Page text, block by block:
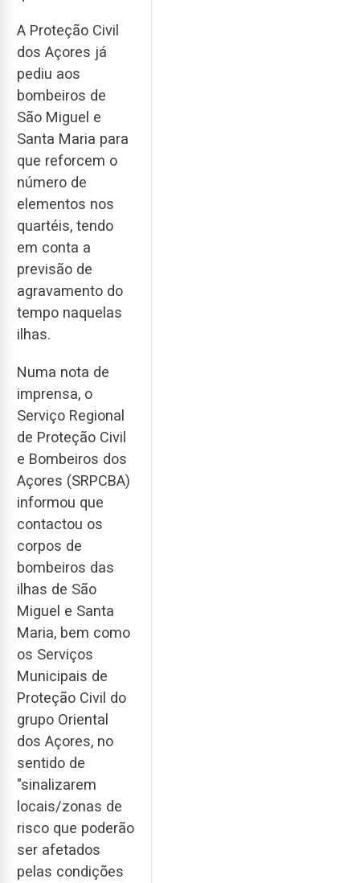
A Proteção Civil
dos Açores já
pediu aos
bombeiros de
São Miguel e
Santa Maria para
que reforcem o
número de
elementos nos
quartéis, tendo
em conta a
previsão de
agravamento do
tempo naquelas
ilhas.
Numa nota de
imprensa, o
Serviço Regional
de Proteção Civil
e Bombeiros dos
Açores (SRPCBA)
informou que
contactou os
corpos de
bombeiros das
ilhas de São
Miguel e Santa
Maria, bem como
os Serviços
Municipais de
Proteção Civil do
grupo Oriental
dos Açores, no
sentido de
"sinalizarem
locais/zonas de
risco que poderão
ser afetados
pelas condições